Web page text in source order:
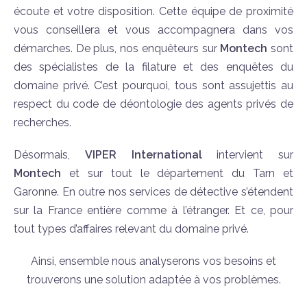
écoute et votre disposition. Cette équipe de proximité
vous conseillera et vous accompagnera dans vos
démarches. De plus, nos enquêteurs sur Montech sont
des spécialistes de la filature et des enquêtes du
domaine privé. C’est pourquoi, tous sont assujettis au
respect du code de déontologie des agents privés de
recherches.
Désormais, VIPER Internationalintervient sur
Montech et sur tout le département du Tarn et
Garonne. En outre nos services de détective s’étendent
sur la France entière comme à l’étranger. Et ce, pour
tout types d’affaires relevant du domaine privé.
Ainsi, ensemble nous analyserons vos besoins et
trouverons une solution adaptée à vos problèmes.